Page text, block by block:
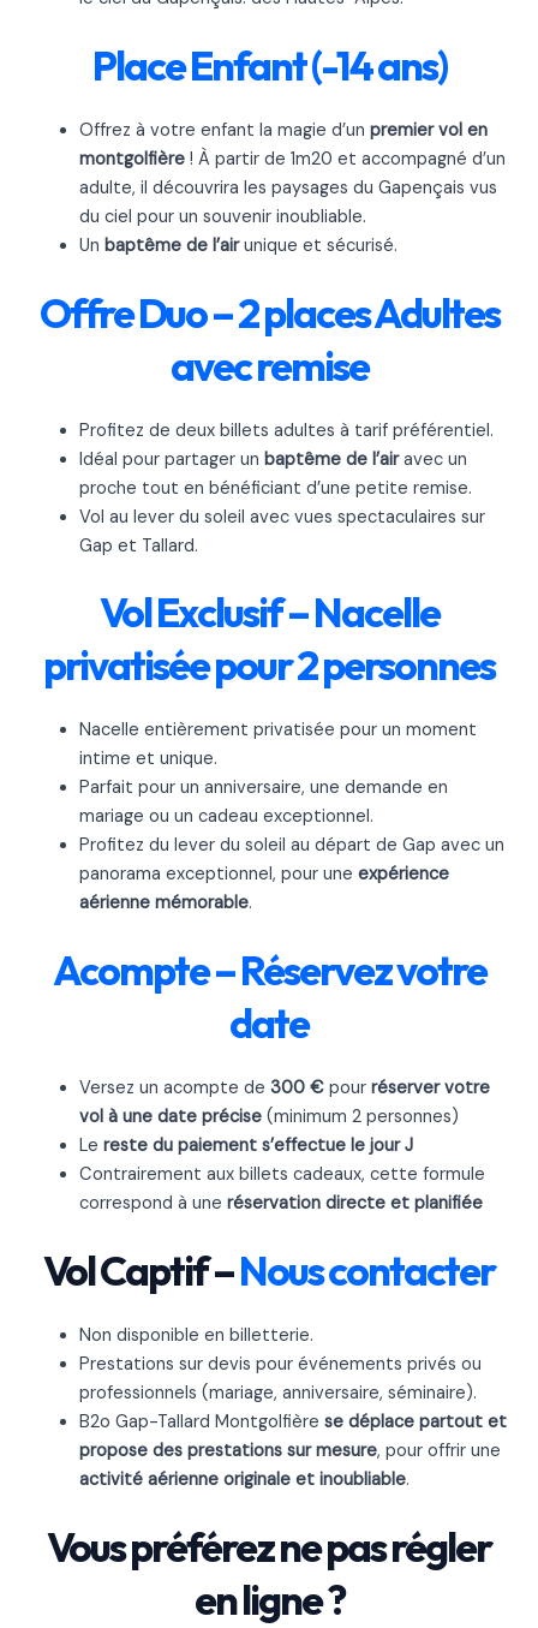
Place Enfant (-14 ans)
Offrez à votre enfant la magie d’un premier vol en
montgolfière! À partir de 1m20 et accompagné d’un
adulte, il découvrira les paysages du Gapençais vus
du ciel pour un souvenir inoubliable.
Un baptême de l’airunique et sécurisé.
Offre Duo – 2 places Adultes
avec remise
Profitez de deux billets adultes à tarif préférentiel.
Idéal pour partager un baptême de l’airavec un
proche tout en bénéficiant d’une petite remise.
Vol au lever du soleil avec vues spectaculaires sur
Gap et Tallard.
Vol Exclusif – Nacelle
privatisée pour 2 personnes
Nacelle entièrement privatisée pour un moment
intime et unique.
Parfait pour un anniversaire, une demande en
mariage ou un cadeau exceptionnel.
Profitez du lever du soleil au départ de Gap avec un
panorama exceptionnel, pour une expérience
aérienne mémorable.
Acompte – Réservez votre
date
Versez un acompte de 300 €pour réserver votre
vol à une date précise(minimum 2 personnes)
Le reste du paiement s’effectue le jour J
Contrairement aux billets cadeaux, cette formule
correspond à une réservation directe et planifiée
Vol Captif –Nous contacter
Non disponible en billetterie.
Prestations sur devis pour événements privés ou
professionnels (mariage, anniversaire, séminaire).
B2o Gap-Tallard Montgolfière se déplace partout et
propose des prestations sur mesure, pour offrir une
activité aérienne originale et inoubliable.
Vous préférez ne pas régler
en ligne ?